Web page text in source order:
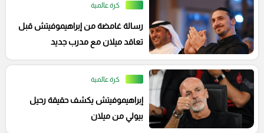
كرة عالمية
رسالة غامضة من إبراهيموفيتش قبل
تعاقد ميلان مع مدرب جديد
كرة عالمية
إبراهيموفيتش يكشف حقيقة رحيل
بيولي من ميلان